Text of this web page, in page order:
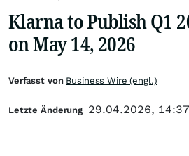
Klarna to Publish Q1
on May 14, 2026
Verfasst von Business Wire (engl.)
Letzte Änderung 29.04.2026, 14:37